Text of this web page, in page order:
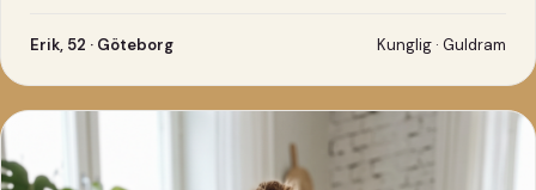
Erik, 52 · Göteborg Kunglig · Guldram